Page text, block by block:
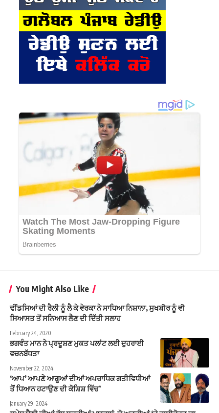
You Might Also Like
ਢੀਂਡਸਿਆਂ ਦੀ ਰੈਲੀ ਨੂੰ ਲੈ ਕੇ ਵੇਰਕਾ ਨੇ ਸਾਧਿਆ ਨਿਸ਼ਾਨਾ, ਸੁਖਬੀਰ ਨੂੰ ਵੀ
ਸਿਆਸਤ ਤੋਂ ਸਨਿਆਸ ਲੈਣ ਦੀ ਦਿੱਤੀ ਸਲਾਹ
February 24, 2020
ਭਗਵੰਤ ਮਾਨ ਨੇ ਪ੍ਰਦੂਸ਼ਣ ਮੁਕਤ ਪਲਾਂਟ ਲਈ ਦੁਹਰਾਈ
ਵਚਨਬੱਧਤਾ
November 22, 2024
‘ਆਪ’ ਆਪਣੇ ਆਗੂਆਂ ਦੀਆਂ ਅਪਰਾਧਿਕ ਗਤੀਵਿਧੀਆਂ
ਤੋਂ ਧਿਆਨ ਹਟਾਉਣ ਦੀ ਕੋਸ਼ਿਸ਼ ਵਿੱਚ’
January 29, 2024